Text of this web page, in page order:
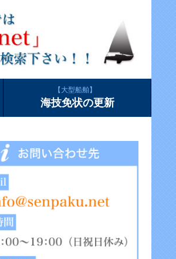
大型船舶
海技免状の更新